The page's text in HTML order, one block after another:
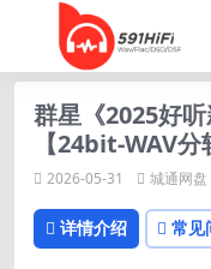
群星《2025好
【24bit-WAV分
2026-05-31 城通网盘
详情介绍 常见